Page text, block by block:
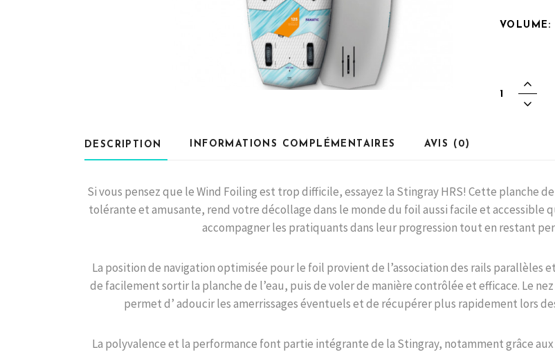
VOLUME
FANATIC
DESCRIPTION INFORMATIONS COMPLÉMENTAIRES AVIS (0)
Si vous pensez que le Wind Foiling est trop difficile, essayez la Stingray HRS! Cette planche
tolérante et amusante, rend votre décollage dans le monde du foil aussi facile et accessible
accompagner les pratiquants dans leur progression tout en restant
La position de navigation optimisée pour le foil provient de l’association des rails parallèles
de facilement sortir la planche de l’eau, puis de voler de manière contrôlée et efficace. Le
permet d’ adoucir les amerrissages éventuels et de récupérer plus rapidement lors
La polyvalence et la performance font partie intégrante de la Stingray, notamment grâce